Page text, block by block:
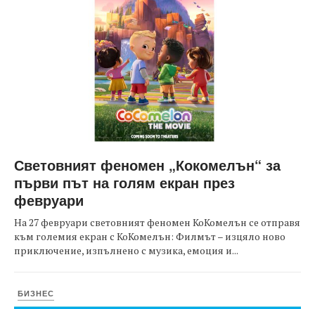
Световният феномен „Кокомелън“ за
първи път на голям екран през
февруари
На 27 февруари световният феномен КоКомелън се отправя
към големия екран с КоКомелън: Филмът – изцяло ново
приключение, изпълнено с музика, емоция и...
БИЗНЕС